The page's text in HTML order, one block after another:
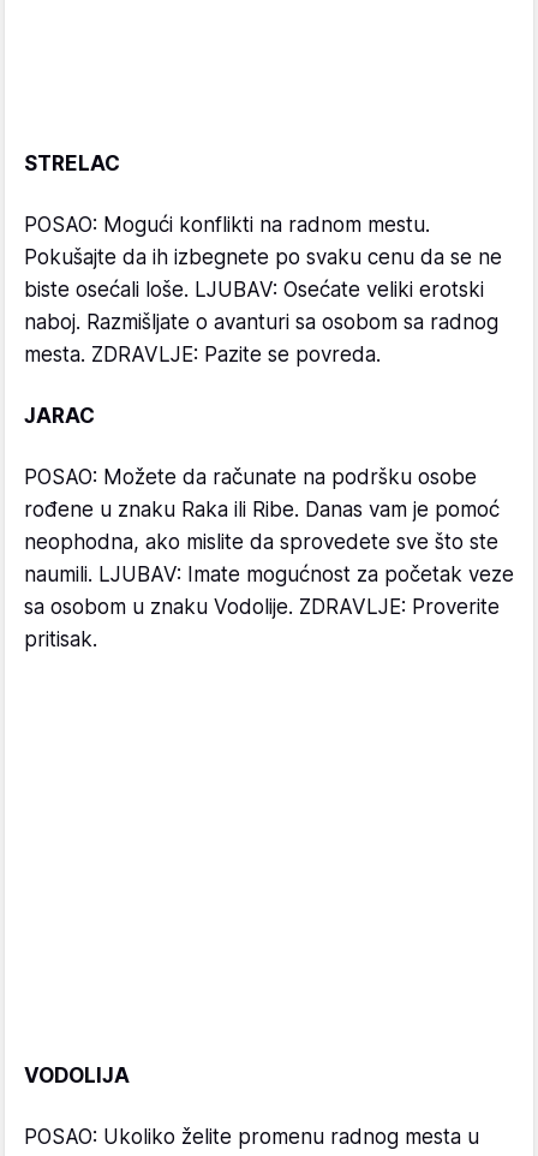
STRELAC
POSAO: Mogući konflikti na radnom mestu.
Pokušajte da ih izbegnete po svaku cenu da se ne
biste osećali loše. LJUBAV: Osećate veliki erotski
naboj. Razmišljate o avanturi sa osobom sa radnog
mesta. ZDRAVLJE: Pazite se povreda.
JARAC
POSAO: Možete da računate na podršku osobe
rođene u znaku Raka ili Ribe. Danas vam je pomoć
neophodna, ako mislite da sprovedete sve što ste
naumili. LJUBAV: Imate mogućnost za početak veze
sa osobom u znaku Vodolije. ZDRAVLJE: Proverite
pritisak.
VODOLIJA
POSAO: Ukoliko želite promenu radnog mesta u